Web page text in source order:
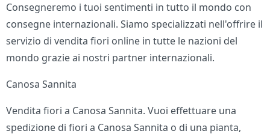
Consegneremo i tuoi sentimenti in tutto il mondo con
consegne internazionali. Siamo specializzati nell'offrire il
servizio di vendita fiori online in tutte le nazioni del
mondo grazie ai nostri partner internazionali.
Canosa Sannita
Vendita fiori a Canosa Sannita. Vuoi effettuare una
spedizione di fiori a Canosa Sannita o di una pianta,